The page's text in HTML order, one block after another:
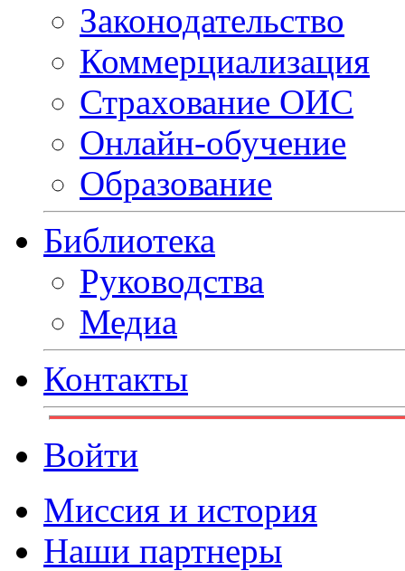
Законодательство
Коммерциализация
Страхование ОИС
Онлайн-обучение
Образование
Библиотека
Руководства
Медиа
Контакты
Войти
Миссия и история
Наши партнеры